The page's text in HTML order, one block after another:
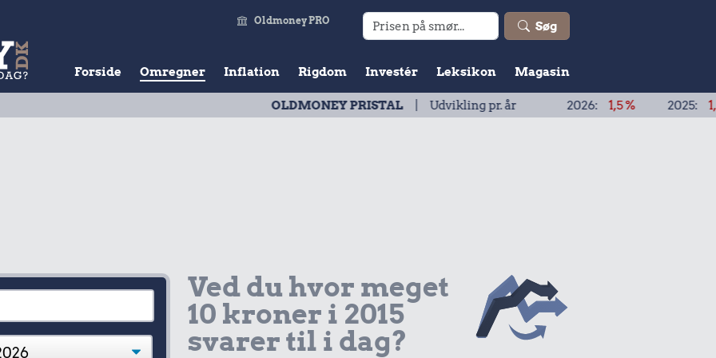
Søg
Oldmoney PRO
Forside Omregner Inflation Rigdom Investér Leksikon Magasin
OLDMONEY PRISTAL| Udvikling pr. år2026: 2025: 1,9 %
Ved du hvor meget
10 kroner i 2015
svarer til i dag?